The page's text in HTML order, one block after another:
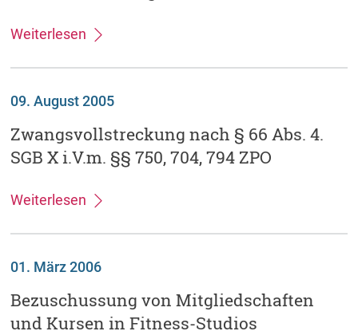
Weiterlesen
09. August 2005
Zwangsvollstreckung nach § 66 Abs. 4.
SGB X i.V.m. §§ 750, 704, 794 ZPO
Weiterlesen
01. März 2006
Bezuschussung von Mitgliedschaften
und Kursen in Fitness-Studios